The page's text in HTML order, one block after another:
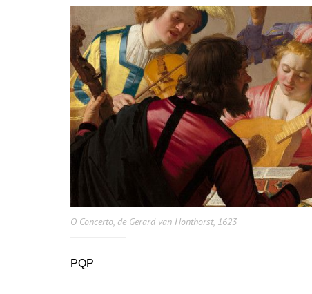
O Concerto, de Gerard van Honthorst, 1623
PQP